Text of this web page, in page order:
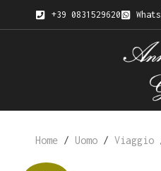
+39 0831529620
Home / Uomo /Viaggio